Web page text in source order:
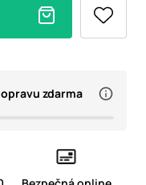
zdarma